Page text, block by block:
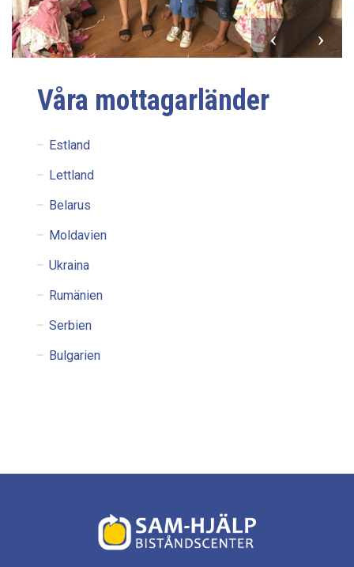
Våra mottagarländer
Estland
Lettland
Belarus
Moldavien
Ukraina
Rumänien
Serbien
Bulgarien